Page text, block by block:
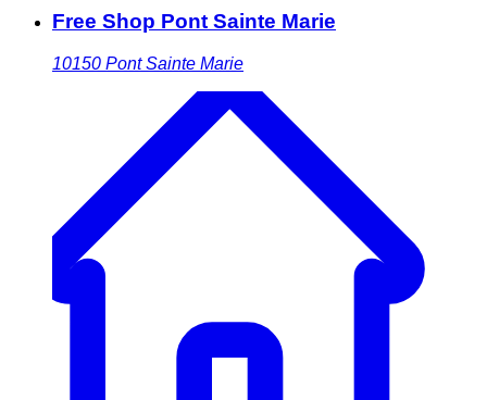
Free Shop Pont Sainte Marie
10150 Pont Sainte Marie